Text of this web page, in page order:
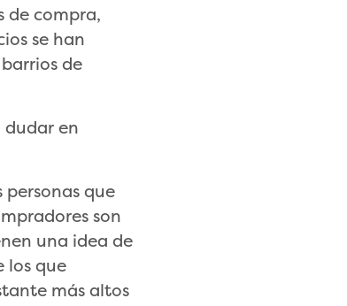
de compra,
se han
de
dudar en
personas que
son
una idea de
los que
más altos